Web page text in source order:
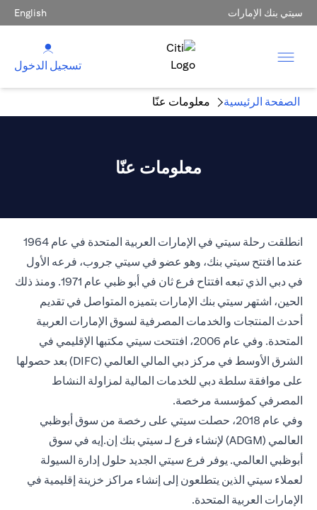
سيتي بنك الإمارات English
تسجيل الدخول
الصفحة الرئيسية معلومات عنّا
معلومات عنّا
انطلقت رحلة سيتي في الإمارات العربية المتحدة في عام 1964
عندما افتتح سيتي بنك، وهو عضو في سيتي جروب، فرعه الأول
في دبي الذي تبعه افتتاح فرع ثان في أبو ظبي عام 1971. ومنذ ذلك
الحين، اشتهر سيتي بنك الإمارات بتميزه المتواصل في تقديم
أحدث المنتجات والخدمات المصرفية لسوق الإمارات العربية
المتحدة. وفي عام 2006، افتتحت سيتي مكتبها الإقليمي في
الشرق الأوسط في مركز دبي المالي العالمي (DIFC) بعد حصولها
على موافقة سلطة دبي للخدمات المالية لمزاولة النشاط
المصرفي كمؤسسة مرخصة.
وفي عام 2018، حصلت سيتي على رخصة من سوق أبوظبي
العالمي (ADGM) لإنشاء فرع لـ سيتي بنك إن.إيه في سوق
أبوظبي العالمي. يوفر فرع سيتي الجديد حلول إدارة السيولة
لعملاء سيتي الذين يتطلعون إلى إنشاء مراكز خزينة إقليمية في
الإمارات العربية المتحدة.